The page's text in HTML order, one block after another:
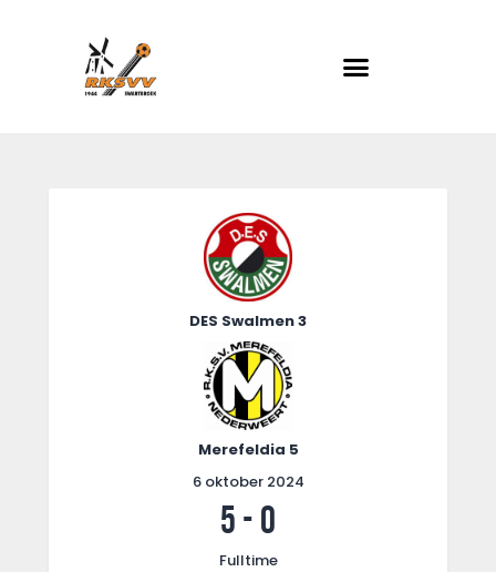
Evenementen
Foto album
DES Swalmen 3
Merefeldia 5
6 oktober 2024
5 - 0
Fulltime